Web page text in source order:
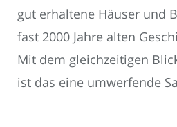
gut erhaltene Häuser und
fast 2000 Jahre alten
Mit dem gleichzeitigen
ist das eine umwerfende